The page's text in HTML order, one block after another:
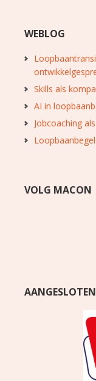
WEBLOG
Skills als
AI in
Jobcoaching
VOLG MACON